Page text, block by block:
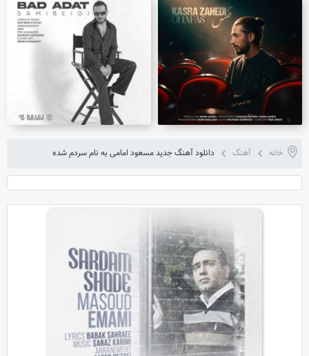
خانه آهنگ دانلود آهنگ جدید مسعود امامی به نام سردم شده